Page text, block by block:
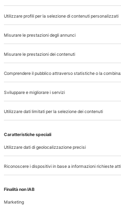
cure veterinarie e sugli
, accompagnato da
alla sanità
fiscaliper le spese
polizze sanitarie
politiche trasversali e
animali e delle
tenere conto del valore
medico-veterinarie in
One Health”.
con noi sui nostri